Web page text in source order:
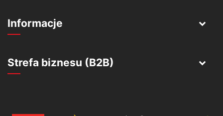
Informacje
Strefa biznesu (B2B)